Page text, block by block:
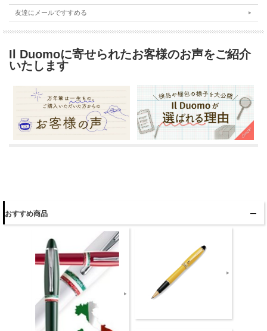
友達にメールですすめる
Il Duomoに寄せられたお客様のお声をご紹介
いたします
おすすめ商品